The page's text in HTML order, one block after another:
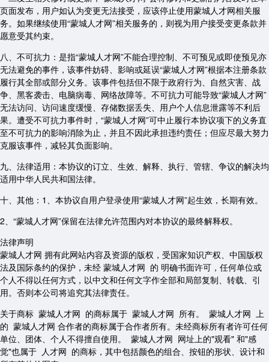
页面发布，用户如认为变更无法接受，应该停止使用蒙城人才网相关服
务。如果继续使用“蒙城人才网”相关服务的，则视为用户接受变更条款并
愿意受其约束。
八、不可抗力：是指“蒙城人才网”不能合理控制、不可预见或即使预见亦
无法避免的事件，该事件妨碍、影响或延误“蒙城人才网”根据本注册条款
履行其全部或部分义务。该事件包括但不限于政府行为、自然灾害、战
争、黑客袭击、电脑病毒、网络故障等。不可抗力可能导致“蒙城人才网”
无法访问、访问速度缓慢、存储数据丢失、用户个人信息泄露等不利后
果。遭受不可抗力事件时，“蒙城人才网”可中止履行本协议项下的义务直
至不可抗力的影响消除为止，并且不因此承担违约责任；但应尽最大努力
克服该事件，减轻其负面影响。
九、法律适用：本协议的订立、生效、解释、执行、管辖、争议的解决均
适用中华人民共和国法律。
十、其他：1、本协议自用户登录使用“蒙城人才网”起生效，长期有效。
2、“蒙城人才网”保留在法律允许范围内对本协议的最终解释权。
法律声明
蒙城人才网 拥有此网站内容及资源的版权，受国家知识产权、中国版权
法及国际条约的保护，未经 蒙城人才网 的 明确书面许可，任何单位或
个人不得以任何方式，以中文和任何文字作全部和局部复制、转载、引
用。否则本公司将追究其法律责任。
关于商标 蒙城人才网 的商标属于 蒙城人才网 所有。 蒙城人才网 上
的 蒙城人才网 合作者的商标属于合作者所有。未经商标所有者许可任何
单位、团体、个人不得擅自使用。 蒙城人才网 网址上的"观看" 和"感
觉"也属于 人才网 的商标，其中包括颜色的组合、按钮的形状、设计和